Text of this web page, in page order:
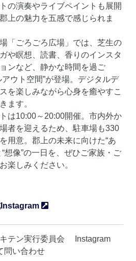
の演奏やライブペイントも展開
上の魅力を五感で感じられま
「ごろごろ広場」では、芝生の
ガや瞑想、読書、香りのインスタ
ンなど、静かな時間を過ご
アウト空間”が登場。デジタルデ
を楽しみながら心身を癒やすこ
ます。
は10:00～20:00開催。市内外か
者を迎えるため、駐車場も330
用意。郡上の未来に向けた“あ
“想像”の一日を、ぜひご家族・ご
楽しみください。
キテン実行委員会 Instagram
問い合わせ